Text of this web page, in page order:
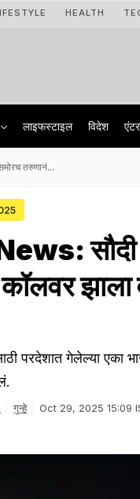
HEALTH
लाइफस्टाइल विदेश
तरुणानं...
सौदी
झाला
परदेशात गेलेल्या एका
गुन्हे Oct 29, 2025 15:09